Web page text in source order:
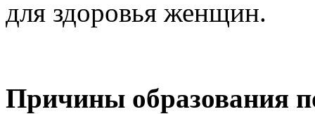
для здоровья женщин.
Причины образования